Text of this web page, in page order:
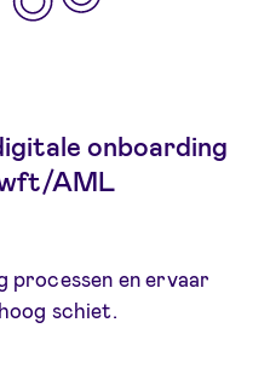
onboarding
AML
processen en ervaar
schiet.